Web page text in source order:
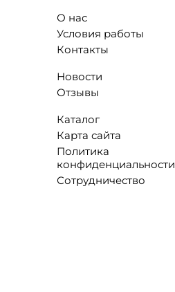
О нас
Условия работы
Контакты
Новости
Отзывы
Каталог
Карта сайта
Политика
конфиденциальности
Сотрудничество